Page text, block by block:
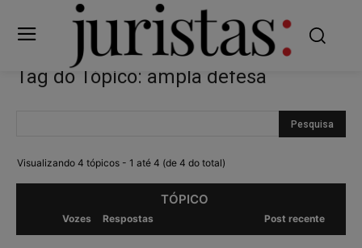
Tag do Tópico: ampla defesa
Visualizando 4 tópicos - 1 até 4 (de 4 do total)
TÓPICO
Vozes Respostas Post recente